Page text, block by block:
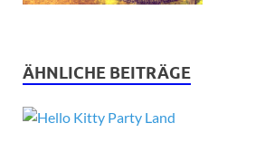
ÄHNLICHE BEITRÄGE